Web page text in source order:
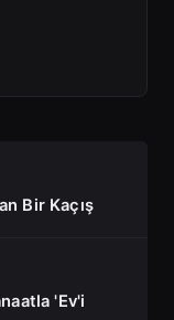
Bir Kaçış
'Ev'i